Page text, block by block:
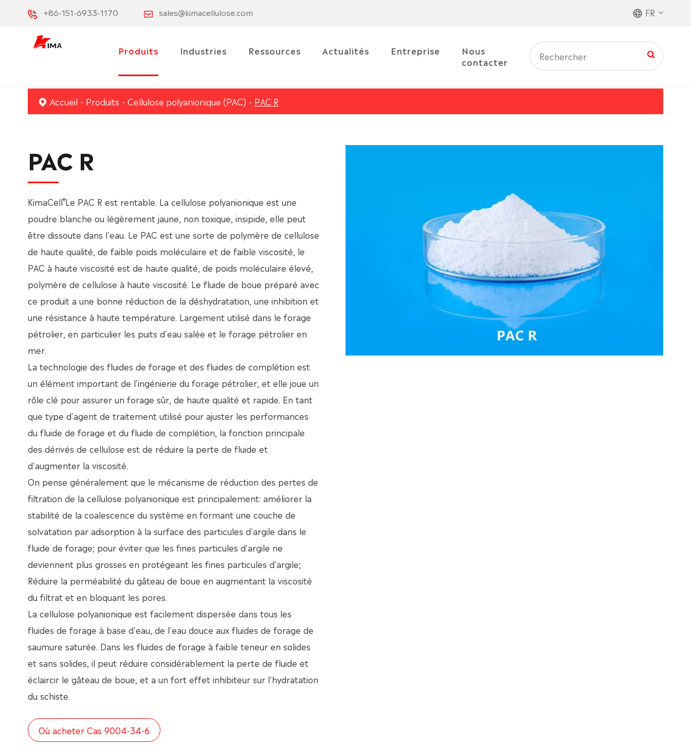
+86-151-6933-1170 sales@kimacellulose.com FR
Produits Industries Ressources Actualités Entreprise
Nous
contacter
Accueil Produits Cellulose polyanionique (PAC) PAC R
PAC R
KimaCell®Le PAC R est rentable. La cellulose polyanionique est une
poudre blanche ou légèrement jaune, non toxique, insipide, elle peut
être dissoute dans l'eau. Le PAC est une sorte de polymère de cellulose
de haute qualité, de faible poids moléculaire et de faible viscosité, le
PAC à haute viscosité est de haute qualité, de poids moléculaire élevé,
polymère de cellulose à haute viscosité. Le fluide de boue préparé avec
ce produit a une bonne réduction de la déshydratation, une inhibition et
une résistance à haute température. Largement utilisé dans le forage
pétrolier, en particulier les puits d'eau salée et le forage pétrolier en
mer.
La technologie des fluides de forage et des fluides de complétion est
un élément important de l'ingénierie du forage pétrolier, et elle joue un
rôle clé pour assurer un forage sûr, de haute qualité et rapide. En tant
que type d'agent de traitement utilisé pour ajuster les performances
du fluide de forage et du fluide de complétion, la fonction principale
des dérivés de cellulose est de réduire la perte de fluide et
d'augmenter la viscosité.
On pense généralement que le mécanisme de réduction des pertes de
filtration de la cellulose polyanionique est principalement: améliorer la
stabilité de la coalescence du système en formant une couche de
solvatation par adsorption à la surface des particules d'argile dans le
fluide de forage; pour éviter que les fines particules d'argile ne
deviennent plus grosses en protégeant les fines particules d'argile;
Réduire la perméabilité du gâteau de boue en augmentant la viscosité
du filtrat et en bloquant les pores.
La cellulose polyanionique est facilement dispersée dans tous les
fluides de forage à base d'eau, de l'eau douce aux fluides de forage de
saumure saturée. Dans les fluides de forage à faible teneur en solides
et sans solides, il peut réduire considérablement la perte de fluide et
éclaircir le gâteau de boue, et a un fort effet inhibiteur sur l'hydratation
du schiste.
Où acheter Cas 9004-34-6